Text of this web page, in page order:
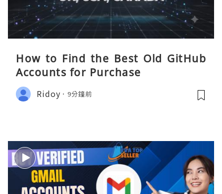
How to Find the Best Old GitHub
Accounts for Purchase
Ridoy 9分鐘前